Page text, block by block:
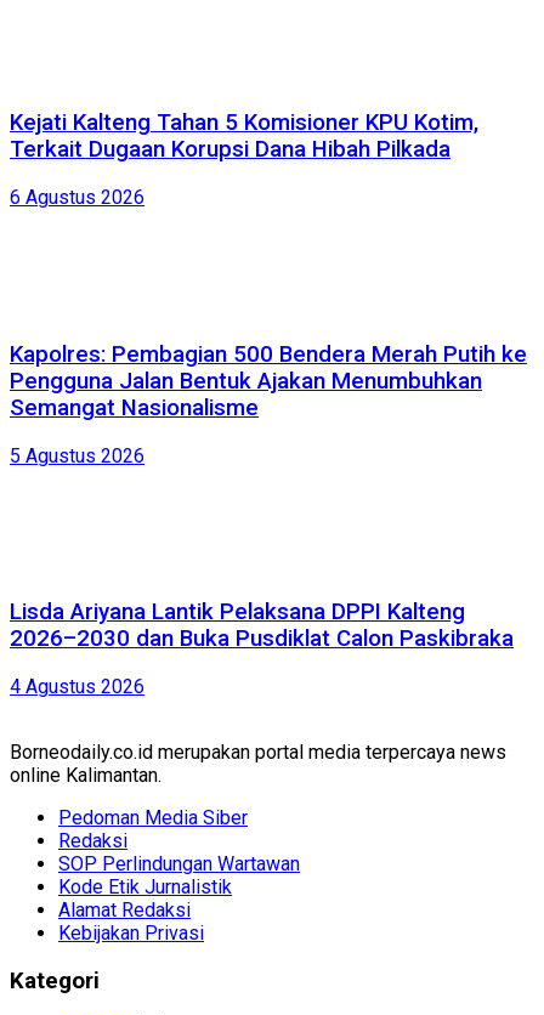
Kejati Kalteng Tahan 5 Komisioner KPU Kotim,
Terkait Dugaan Korupsi Dana Hibah Pilkada
6 Agustus 2026
Kapolres: Pembagian 500 Bendera Merah Putih ke
Pengguna Jalan Bentuk Ajakan Menumbuhkan
Semangat Nasionalisme
5 Agustus 2026
Lisda Ariyana Lantik Pelaksana DPPI Kalteng
2026–2030 dan Buka Pusdiklat Calon Paskibraka
4 Agustus 2026
Borneodaily.co.id merupakan portal media terpercaya news
online Kalimantan.
Pedoman Media Siber
Redaksi
SOP Perlindungan Wartawan
Kode Etik Jurnalistik
Alamat Redaksi
Kebijakan Privasi
Kategori